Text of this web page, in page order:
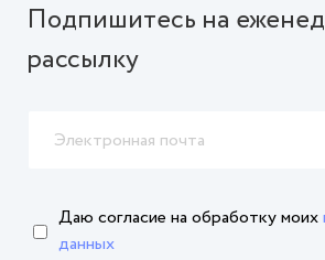
Подпишитесь на
рассылку
Даю согласие на обработкумоих
данных